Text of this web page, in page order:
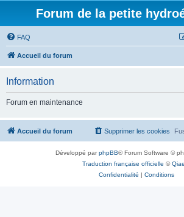
Forum de la petite
FAQ
Accueil du forum
Information
Forum en maintenance
Accueil du forum Supprimer les cookies
Développé parphpBB® Forum Software ©
Traduction française officielle ©
Confidentialité | Conditions